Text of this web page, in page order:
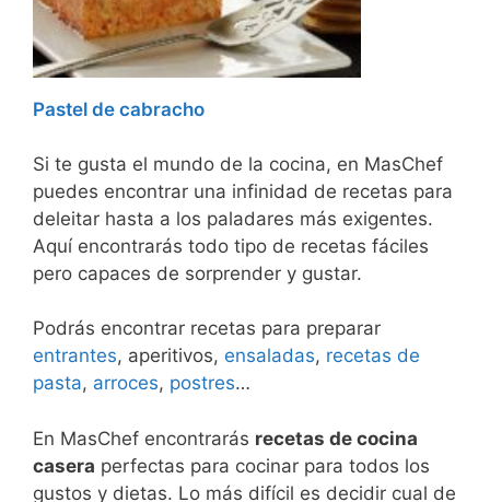
Pastel de cabracho
Si te gusta el mundo de la cocina, en MasChef
puedes encontrar una infinidad de recetas para
deleitar hasta a los paladares más exigentes.
Aquí encontrarás todo tipo de recetas fáciles
pero capaces de sorprender y gustar.
Podrás encontrar recetas para preparar
entrantes, aperitivos, ensaladas, recetas de
pasta, arroces, postres…
En MasChef encontrarás recetas de cocina
casera perfectas para cocinar para todos los
gustos y dietas. Lo más difícil es decidir cual de